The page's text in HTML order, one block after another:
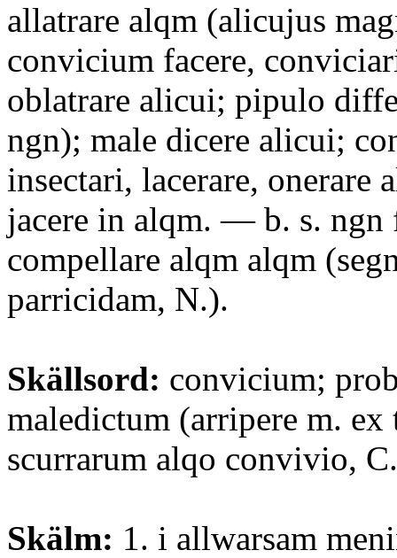
allatrare alqm (alicujus
convicium facere,
oblatrare alicui; pipulo
ngn); male dicere alicui;
insectari, lacerare, onerare
jacere in alqm. — b. s. ngn
compellare alqm alqm
parricidam, N.).
Skällsord: convicium;
maledictum (arripere m.
scurrarum alqo convivio,
Skälm: 1. i allwarsam